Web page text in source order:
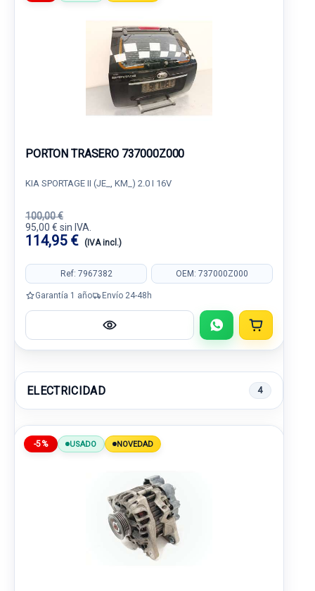
PORTON TRASERO 737000Z000
KIA SPORTAGE II (JE_, KM_) 2.0 I 16V
100,00 €
95,00 € sin IVA.
114,95 € (IVA incl.)
Ref: 7967382 OEM: 737000Z000
Garantía 1 año Envío 24-48h
ELECTRICIDAD 4
-5% USADO NOVEDAD